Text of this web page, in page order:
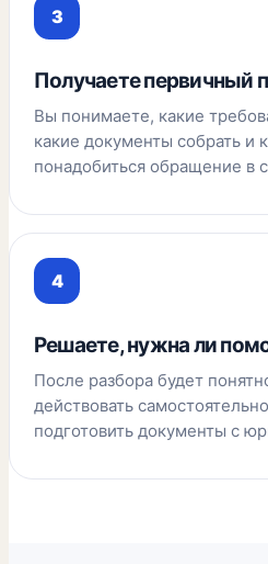
Получаете первичный
Вы понимаете, какие
какие документы собрать и
понадобиться обращение в
Решаете, нужна ли
После разбора будет
действовать
подготовить документы с